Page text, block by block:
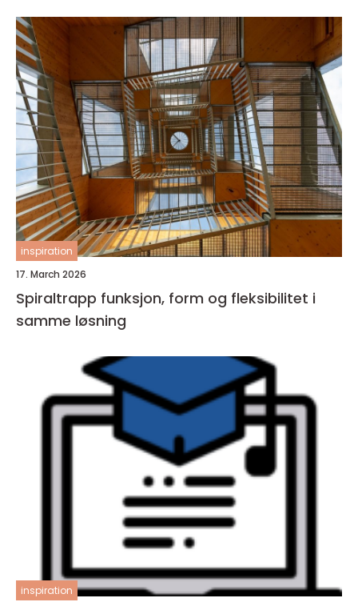
inspiration
17. March 2026
Spiraltrapp funksjon, form og fleksibilitet i
samme løsning
inspiration